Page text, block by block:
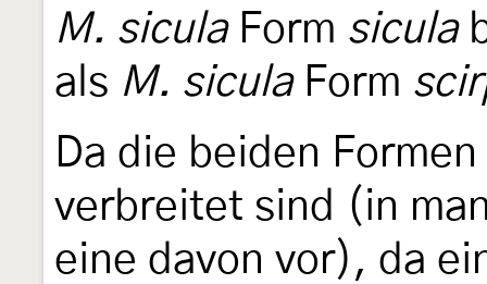
M. siculaForm sicula
als M. siculaForm
Da die beiden
verbreitet sind (in
eine davon vor), da